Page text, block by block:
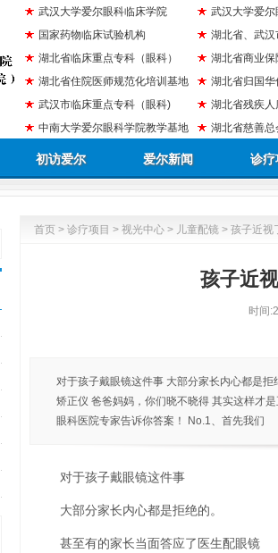
武汉大学爱尔眼科临床学院
国家药物临床试验机构
湖北省临床重点专科（眼科）
湖北省住院医师规范化培训基地
武汉市临床重点专科（眼科)
中南大学爱尔眼科学院教学基地
武汉大学爱
湖北省、武
湖北省商业
湖北省归国
湖北省残疾
湖北省慈善
初访爱尔 爱尔新闻 诊疗
首页 > 诊疗项目 > 视光中心 > 儿童配镜 > 孩子近视
孩子近
时间:
对于孩子戴眼镜这件事 大部分家长内心都是
矫正仪 爸爸妈妈，你们晓不晓得 其实这样才
眼科医院专家告诉你答案！ No.1、首先我们
对于孩子戴眼镜这件事
大部分家长内心都是拒绝的。
甚至有的家长当面答应了医生配眼镜